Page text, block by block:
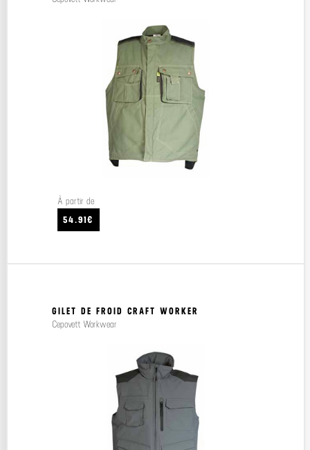
À partir de
54.91€
GILET DE FROID CRAFT WORKER
Cepovett Workwear